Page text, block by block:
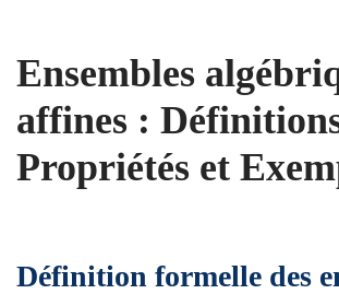
Ensembles
affines :
Propriétés et
Définition formelle des